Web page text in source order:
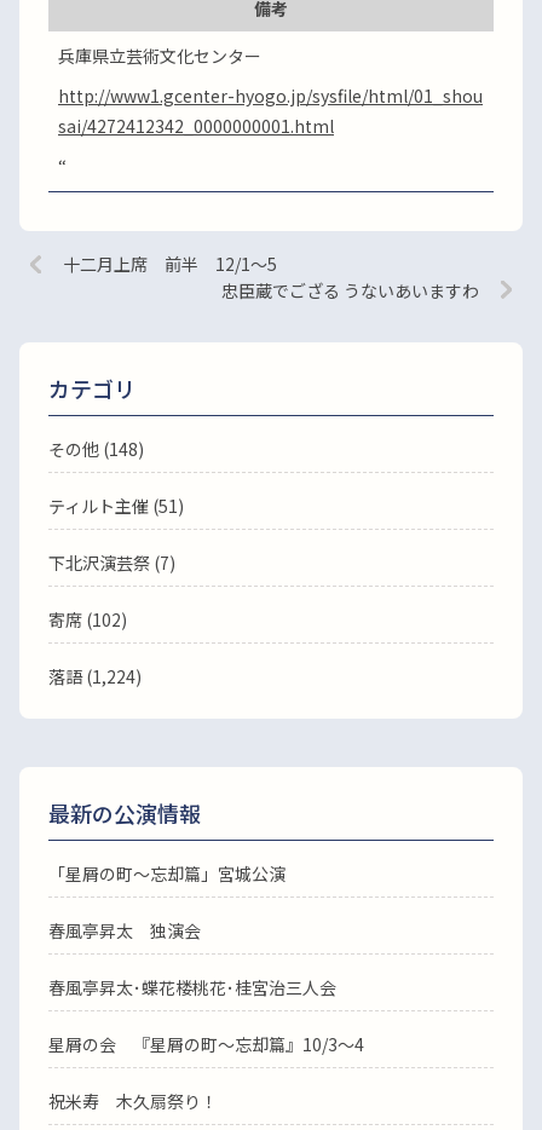
備考
兵庫県立芸術文化センター
http://www1.gcenter-hyogo.jp/sysfile/html/01_shou
sai/4272412342_0000000001.html
“
十二月上席 前半 12/1～5
忠臣蔵でござる うないあいますわ
カテゴリ
その他 (148)
ティルト主催 (51)
下北沢演芸祭 (7)
寄席 (102)
落語(1,224)
最新の公演情報
「星屑の町～忘却篇」宮城公演
春風亭昇太 独演会
春風亭昇太･蝶花楼桃花･桂宮治三人会
星屑の会 『星屑の町～忘却篇』10/3～4
祝米寿 木久扇祭り！